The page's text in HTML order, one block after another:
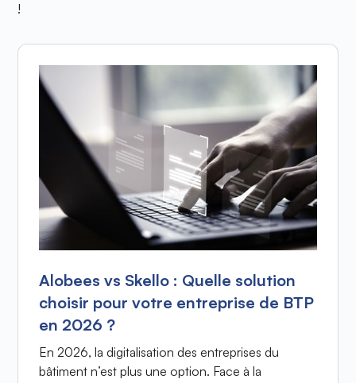
!
Alobees vs Skello : Quelle solution
choisir pour votre entreprise de BTP
en 2026 ?
En 2026, la digitalisation des entreprises du
bâtiment n’est plus une option. Face à la